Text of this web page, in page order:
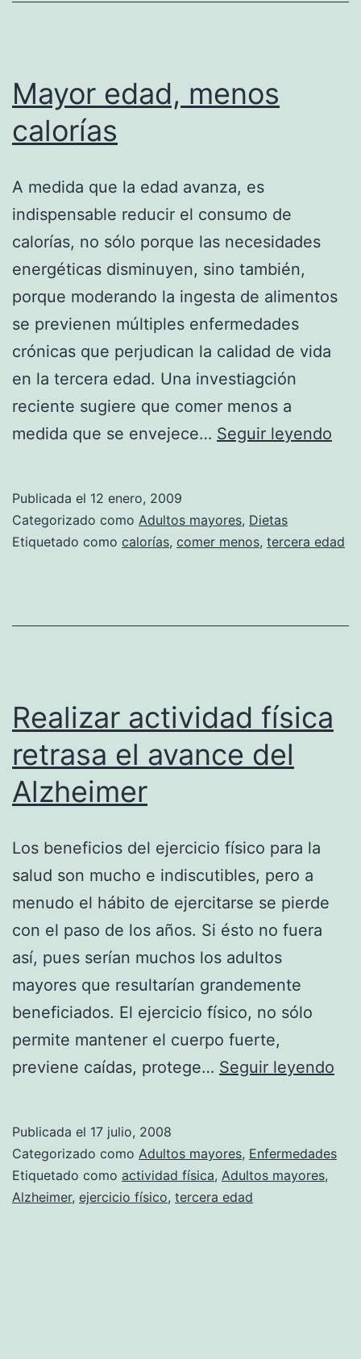
Mayor edad, menos
calorías
A medida que la edad avanza, es
indispensable reducir el consumo de
calorías, no sólo porque las necesidades
energéticas disminuyen, sino también,
porque moderando la ingesta de alimentos
se previenen múltiples enfermedades
crónicas que perjudican la calidad de vida
en la tercera edad. Una investiagción
reciente sugiere que comer menos a
medida que se envejece… Seguir leyendo
Publicada el 12 enero, 2009
Categorizado como Adultos mayores, Dietas
Etiquetado como calorías, comer menos, tercera edad
Realizar actividad física
retrasa el avance del
Alzheimer
Los beneficios del ejercicio físico para la
salud son mucho e indiscutibles, pero a
menudo el hábito de ejercitarse se pierde
con el paso de los años. Si ésto no fuera
así, pues serían muchos los adultos
mayores que resultarían grandemente
beneficiados. El ejercicio físico, no sólo
permite mantener el cuerpo fuerte,
previene caídas, protege… Seguir leyendo
Publicada el 17 julio, 2008
Categorizado como Adultos mayores, Enfermedades
Etiquetado como actividad física, Adultos mayores,
Alzheimer, ejercicio físico, tercera edad